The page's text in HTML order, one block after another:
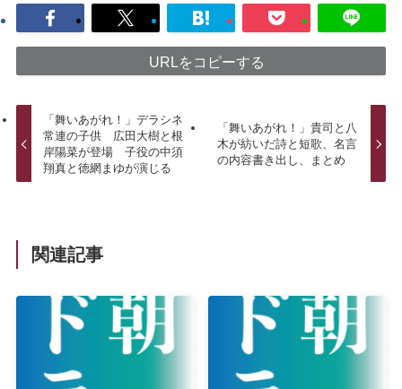
URLをコピーする
「舞いあがれ！」デラシネ
常連の子供 広田大樹と根
岸陽菜が登場 子役の中須
翔真と徳網まゆが演じる
「舞いあがれ！」貴司と八
木が紡いだ詩と短歌、名言
の内容書き出し、まとめ
関連記事